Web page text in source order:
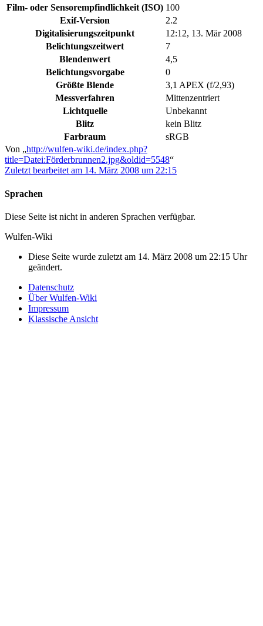
Film- oder Sensorempfindlichkeit (ISO) 100
Exif-Version
2.2
Digitalisierungszeitpunkt
12:12, 13. Mär 2008
Belichtungszeitwert
7
Blendenwert
4,5
Belichtungsvorgabe
0
Größte Blende
3,1 APEX (f/2,93)
Messverfahren
Mittenzentriert
Lichtquelle
Unbekannt
Blitz
kein Blitz
Farbraum
sRGB
Von „http://wulfen-wiki.de/index.php?
title=Datei:Förderbrunnen2.jpg&oldid=5548“
Zuletzt bearbeitet am 14. März 2008 um 22:15
Sprachen
Diese Seite ist nicht in anderen Sprachen verfügbar.
Wulfen-Wiki
Diese Seite wurde zuletzt am 14. März 2008 um 22:15 Uhr
geändert.
Datenschutz
Über Wulfen-Wiki
Impressum
Klassische Ansicht